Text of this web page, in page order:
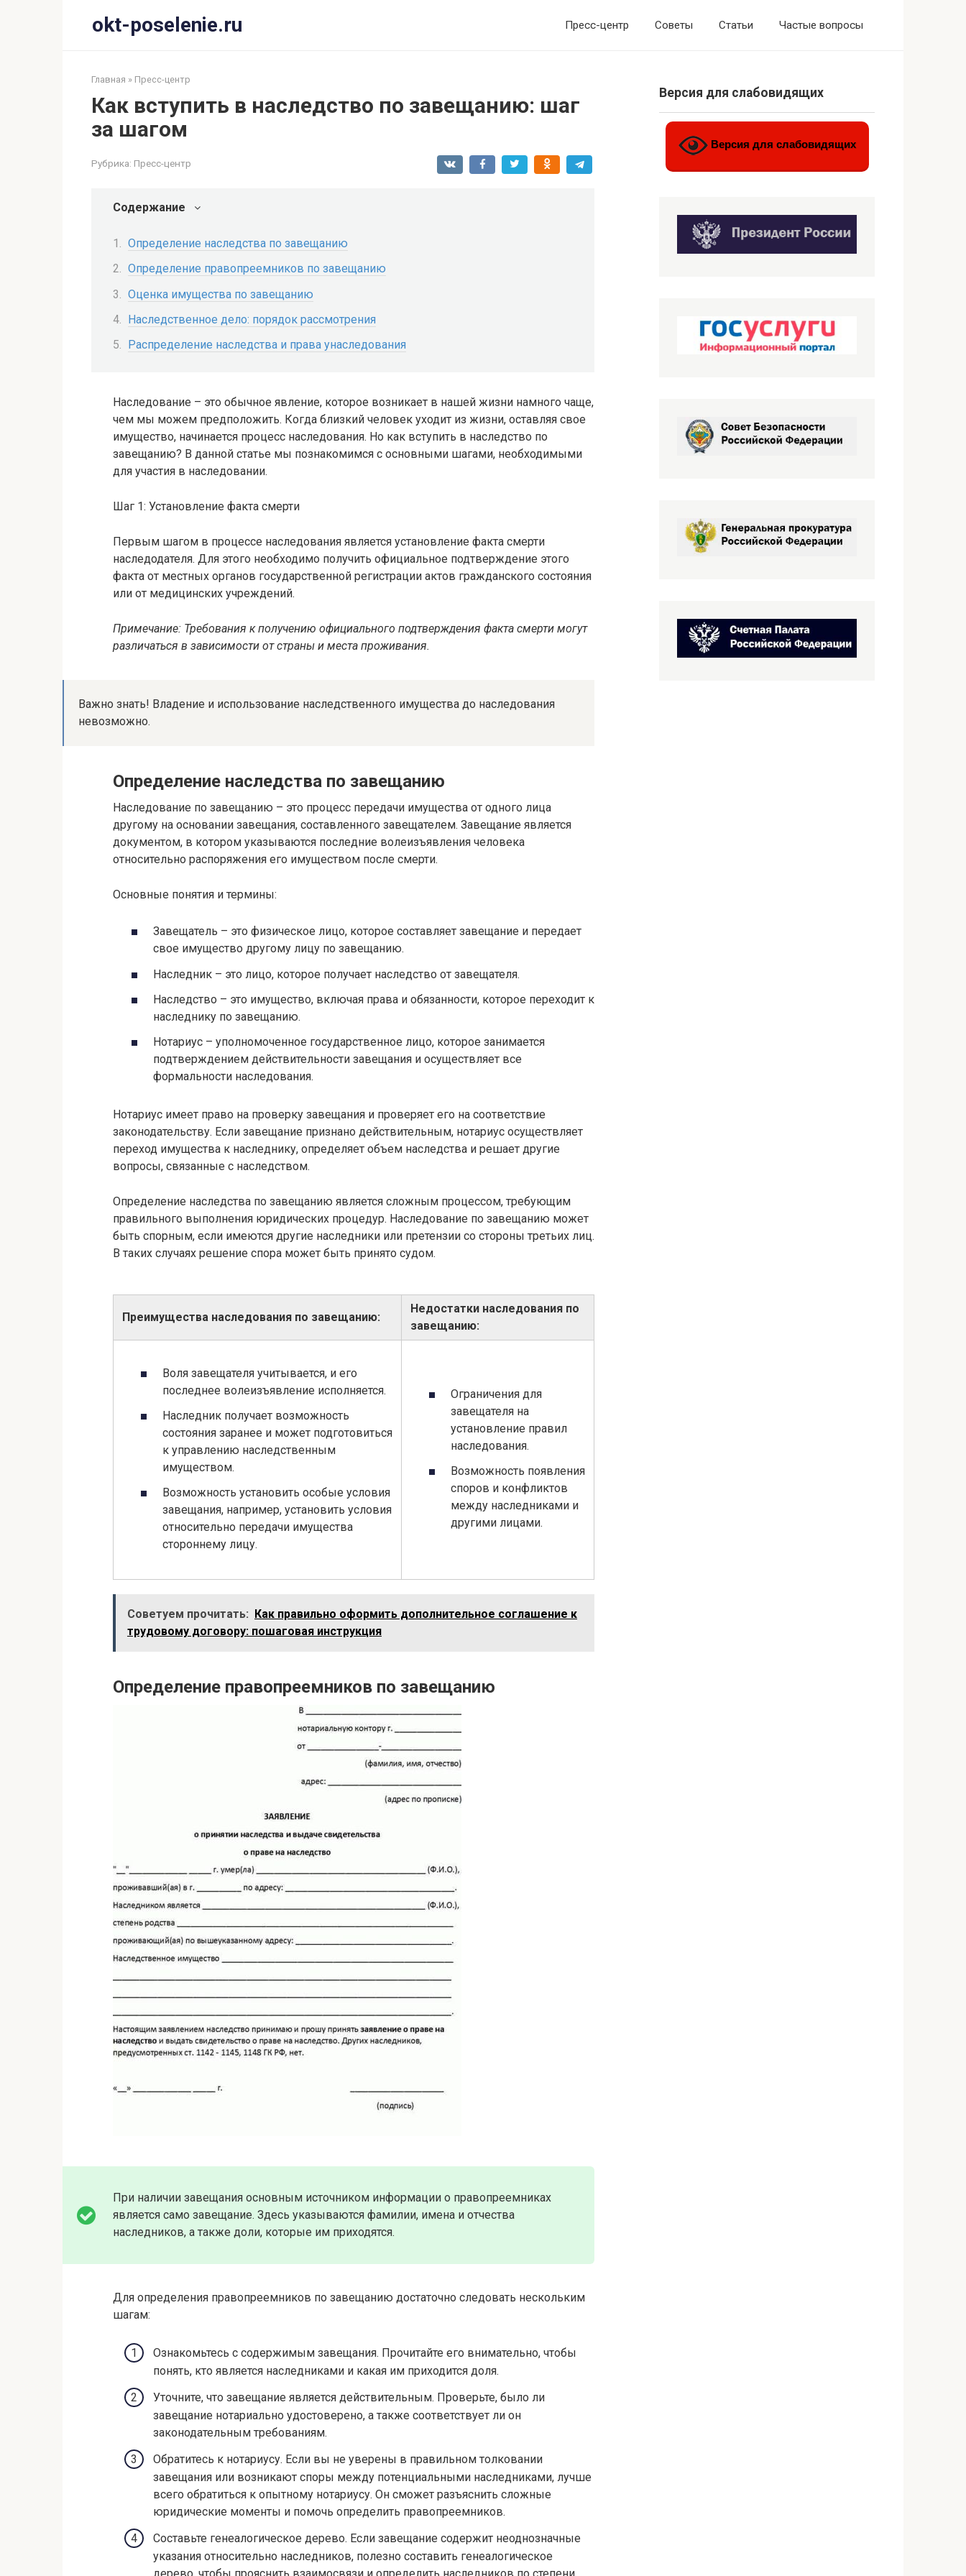
okt-poselenie.ru Пресс-центр Советы Статьи Частые вопросы
Главная » Пресс-центр
Как вступить в наследство по завещанию: шаг
за шагом
Рубрика: Пресс-центр
Содержание
Определение наследства по завещанию
Определение правопреемников по завещанию
Оценка имущества по завещанию
Наследственное дело: порядок рассмотрения
Распределение наследства и права унаследования
Наследование – это обычное явление, которое возникает в нашей жизни намного чаще,
чем мы можем предположить. Когда близкий человек уходит из жизни, оставляя свое
имущество, начинается процесс наследования. Но как вступить в наследство по
завещанию? В данной статье мы познакомимся с основными шагами, необходимыми
для участия в наследовании.
Шаг 1: Установление факта смерти
Первым шагом в процессе наследования является установление факта смерти
наследодателя. Для этого необходимо получить официальное подтверждение этого
факта от местных органов государственной регистрации актов гражданского состояния
или от медицинских учреждений.
Примечание: Требования к получению официального подтверждения факта смерти могут
различаться в зависимости от страны и места проживания.
Важно знать! Владение и использование наследственного имущества до наследования
невозможно.
Определение наследства по завещанию
Наследование по завещанию – это процесс передачи имущества от одного лица
другому на основании завещания, составленного завещателем. Завещание является
документом, в котором указываются последние волеизъявления человека
относительно распоряжения его имуществом после смерти.
Основные понятия и термины:
Завещатель – это физическое лицо, которое составляет завещание и передает
свое имущество другому лицу по завещанию.
Наследник – это лицо, которое получает наследство от завещателя.
Наследство – это имущество, включая права и обязанности, которое переходит к
наследнику по завещанию.
Нотариус – уполномоченное государственное лицо, которое занимается
подтверждением действительности завещания и осуществляет все
формальности наследования.
Нотариус имеет право на проверку завещания и проверяет его на соответствие
законодательству. Если завещание признано действительным, нотариус осуществляет
переход имущества к наследнику, определяет объем наследства и решает другие
вопросы, связанные с наследством.
Определение наследства по завещанию является сложным процессом, требующим
правильного выполнения юридических процедур. Наследование по завещанию может
быть спорным, если имеются другие наследники или претензии со стороны третьих лиц.
В таких случаях решение спора может быть принято судом.
Преимущества наследования по завещанию:
Недостатки наследования по
завещанию:
Воля завещателя учитывается, и его
последнее волеизъявление исполняется.
Наследник получает возможность
состояния заранее и может подготовиться
к управлению наследственным
имуществом.
Возможность установить особые условия
завещания, например, установить условия
относительно передачи имущества
стороннему лицу.
Ограничения для
завещателя на
установление правил
наследования.
Возможность появления
споров и конфликтов
между наследниками и
другими лицами.
Советуем прочитать: Как правильно оформить дополнительное соглашение к
трудовому договору: пошаговая инструкция
Определение правопреемников по завещанию
При наличии завещания основным источником информации о правопреемниках
является само завещание. Здесь указываются фамилии, имена и отчества
наследников, а также доли, которые им приходятся.
Для определения правопреемников по завещанию достаточно следовать нескольким
шагам:
Ознакомьтесь с содержимым завещания. Прочитайте его внимательно, чтобы
понять, кто является наследниками и какая им приходится доля.
Уточните, что завещание является действительным. Проверьте, было ли
завещание нотариально удостоверено, а также соответствует ли он
законодательным требованиям.
Обратитесь к нотариусу. Если вы не уверены в правильном толковании
завещания или возникают споры между потенциальными наследниками, лучше
всего обратиться к опытному нотариусу. Он сможет разъяснить сложные
юридические моменты и помочь определить правопреемников.
Составьте генеалогическое дерево. Если завещание содержит неоднозначные
указания относительно наследников, полезно составить генеалогическое
Версия для слабовидящих
Версия для слабовидящих